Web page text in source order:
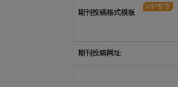
期刊投稿格式模板
VIP专享
期刊投稿网址